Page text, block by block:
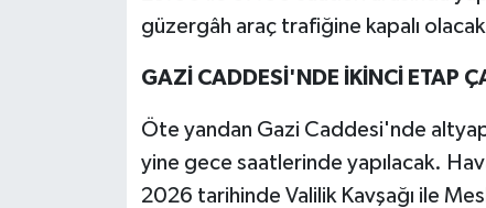
güzergâh araç trafiğine kapalı
GAZİ CADDESİ'NDE İKİNCİ ETAP
Öte yandan Gazi Caddesi'nde
yine gece saatlerinde yapılacak.
2026 tarihinde Valilik Kavşağı ile